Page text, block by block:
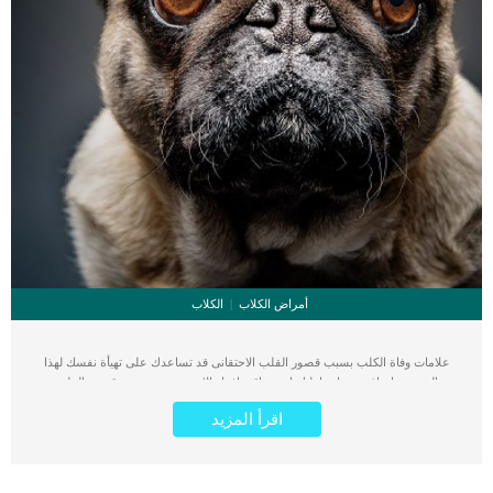
أمراض الكلاب الكلاب
علامات وفاة الكلب بسبب قصور القلب الاحتقانى قد تساعدك على تهيأة نفسك لهذا
الحدث, واتخاذ جميع احتياطتك انت وباقى افراد الاسرة. يعتبر مرض قصور القلب
الاحتقانى من اخطر الحالات المرضية التى يمكن ان يتعرض لها جميع الكائنات الحية بما فى
ذلك الكلاب والقطط. كما ان القلب يعتبر عضوا رئيسيا فى جسم الكلاب, واى قصور به
اقرأ المزيد